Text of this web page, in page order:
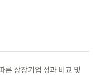
른 상장기업 성과 비교 및